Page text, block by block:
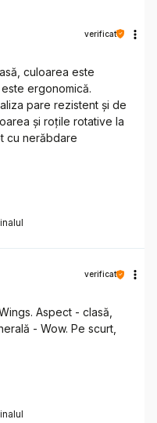
verificat
culoarea este
ergonomică.
pare rezistent și de
și roțile rotative la
cu nerăbdare
verificat
Aspect - clasă,
- Wow. Pe scurt,